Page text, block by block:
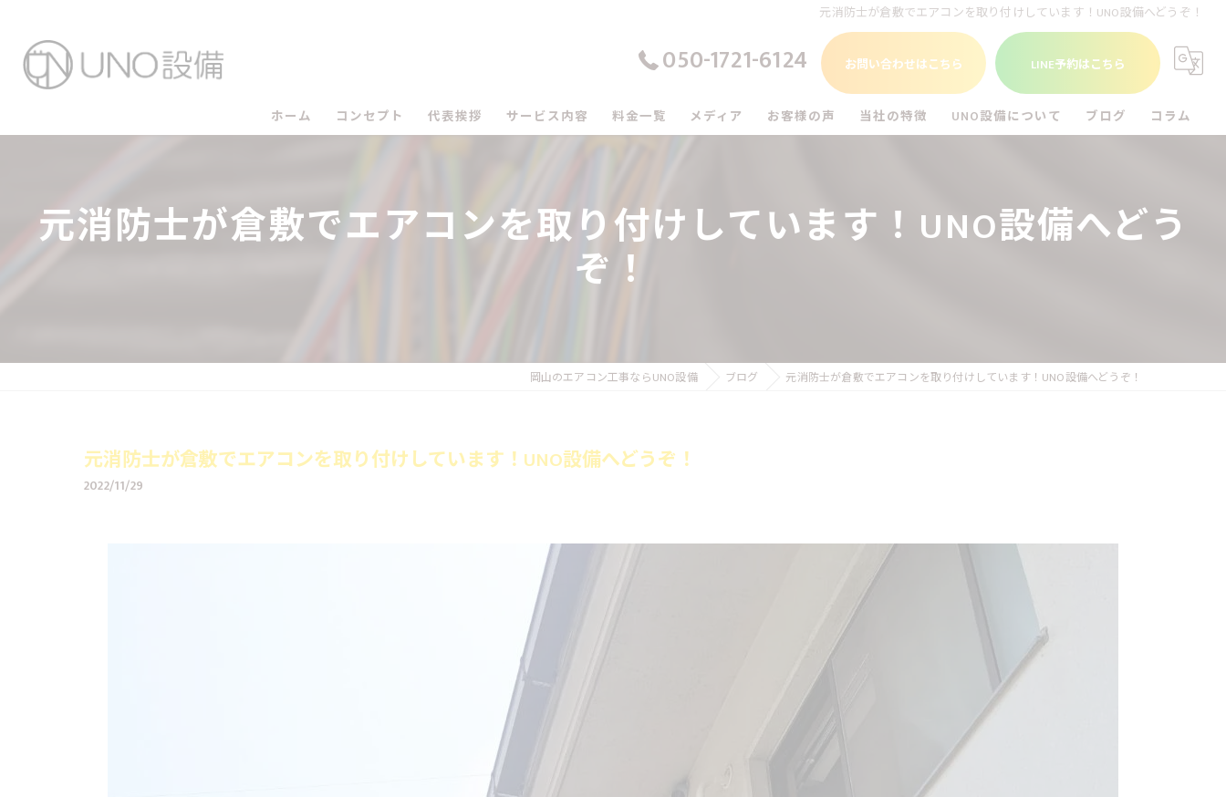
元消防士が倉敷でエアコンを取り付けしています！UNO設備へどうぞ！
050-1721-6124 お問い合わせはこちら LINE予約はこちら
ホーム コンセプト
UNO設備の評判
代表挨拶 サービス内容 料金一覧 メディア お客様の声 当社の特徴
尾道市のエアコン工事
UNO設備について ブログ コラム
元消防士が倉敷でエアコンを取り付けしています！UNO設備へどう
ぞ！
岡山のエアコン工事ならUNO設備 ブログ 元消防士が倉敷でエアコンを取り付けしています！UNO設備へどうぞ！
元消防士が倉敷でエアコンを取り付けしています！UNO設備へどうぞ！
2022/11/29